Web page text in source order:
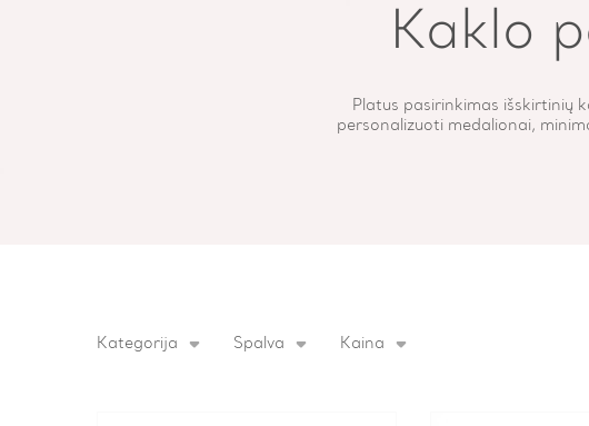
Kaklo
Platus pasirinkimas išskirtinių
personalizuoti medalionai,
Kategorija Spalva Kaina